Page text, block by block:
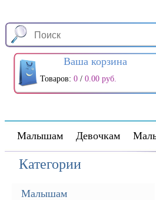
Ваша корзина
Товаров: 0 / 0.00 руб.
Малышам Девочкам
Категории
Малышам